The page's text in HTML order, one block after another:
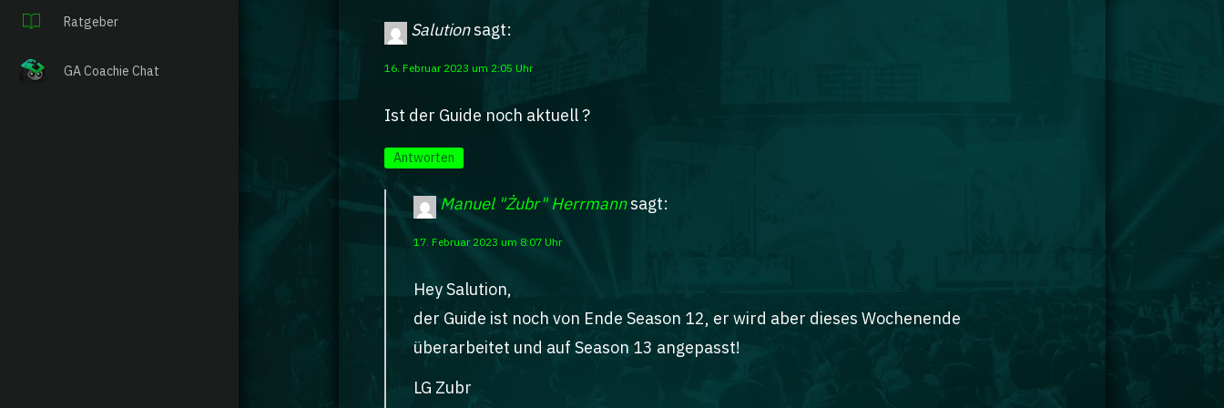
Ratgeber
GA Coachie Chat
Salutionsagt:
16. Februar 2023 um 2:05 Uhr
Ist der Guide noch aktuell ?
Antworten
Manuel "Żubr" Herrmannsagt:
17. Februar 2023 um 8:07 Uhr
Hey Salution,
der Guide ist noch von Ende Season 12, er wird aber dieses Wochenende
überarbeitet und auf Season 13 angepasst!
LG Zubr